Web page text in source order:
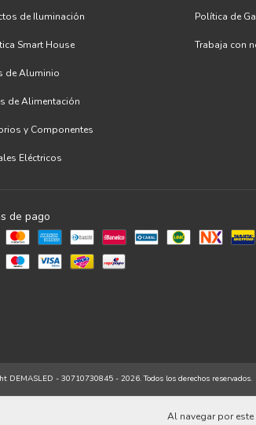
Al navegar por
de Iluminación
Smart House
de Aluminio
de Alimentación
y Componentes
Eléctricos
Política de
Trabaja con
de pago
DEMASLED - 30710730845 - 2026. Todos los derechos reservados.